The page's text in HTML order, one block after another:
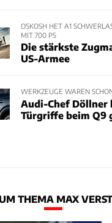
OSKOSH HET A1
MIT 700 PS
Die stärkste
US-Armee
WERKZEUGE WAREN
Audi-Chef Döllner
Türgriffe beim Q9
THEMA MAX